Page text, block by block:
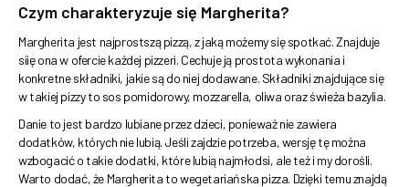
Czym charakteryzuje się Margherita?
Margherita jest najprostszą pizzą, z jaką możemy się spotkać. Znajduje
siię ona w ofercie każdej pizzeri. Cechuje ją prostota wykonania i
konkretne składniki, jakie są do niej dodawane. Składniki znajdujące się
w takiej pizzy to sos pomidorowy, mozzarella, oliwa oraz świeża bazylia.
Danie to jest bardzo lubiane przez dzieci, ponieważ nie zawiera
dodatków, których nie lubią. Jeśli zajdzie potrzeba, wersję tę można
wzbogacić o takie dodatki, które lubią najmłodsi, ale też i my dorośli.
Warto dodać, że Margherita to wegetariańska pizza. Dzięki temu znajdą